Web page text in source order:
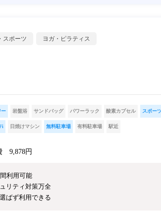
スポーツ ヨガ・ピラティス
ー 岩盤浴 サンドバッグ パワーラック 酸素カプセル スポー
日焼けマシン 無料駐車場 有料駐車場 駅近
9,878円
利用可能
リティ対策万全
ばず利用できる